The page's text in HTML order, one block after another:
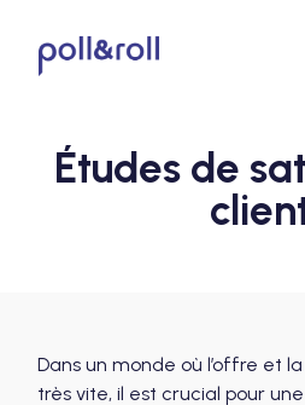
Études de
Dans un monde où l’offre et
très vite, il est crucial pour